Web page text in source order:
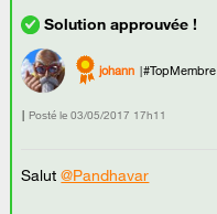
johann #TopMembre
Posté le ‎03/05/2017 17h11
Salut@Pandhavar